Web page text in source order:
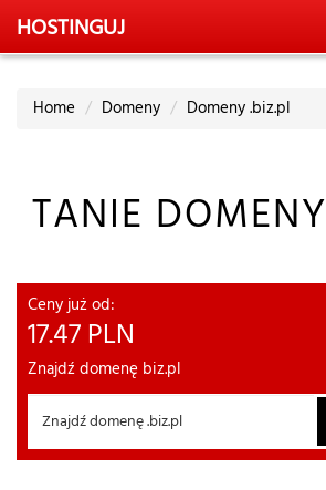
HOSTINGUJ
Home Domeny Domeny .biz.pl
TANIE DOMENY
Ceny już od:
17.47 PLN
Znajdź domenę biz.pl